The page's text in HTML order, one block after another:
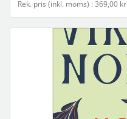
Rek. pris (inkl. moms) : 369,00 kr